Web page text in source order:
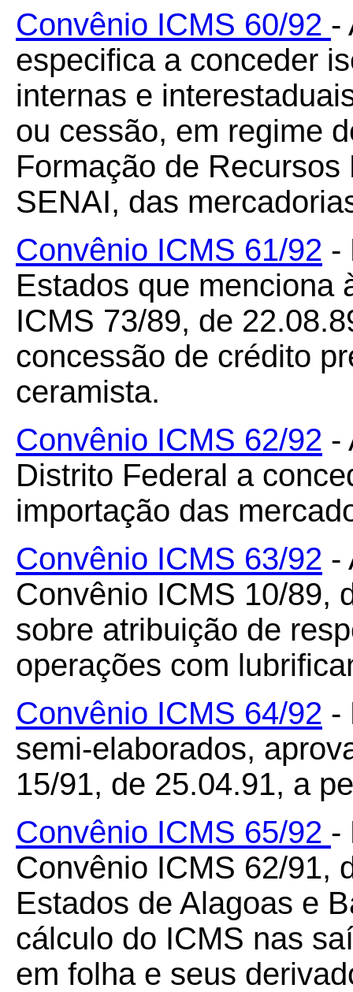
Convênio ICMS 60/92 -
especifica a conceder
internas e
ou cessão, em regime
Formação de
SENAI, das
Convênio ICMS 61/92 -
Estados que menciona
ICMS 73/89, de
concessão de crédito
ceramista.
Convênio ICMS 62/92 -
Distrito Federal a
importação das
Convênio ICMS 63/92 -
Convênio ICMS 10/89,
sobre atribuição de
operações com
Convênio ICMS 64/92 -
semi-elaborados,
15/91, de 25.04.91, a
Convênio ICMS 65/92 -
Convênio ICMS 62/91,
Estados de Alagoas e
cálculo do ICMS nas
em folha e seus